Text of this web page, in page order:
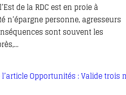
de la RDC est en proie à
n’épargne personne, agresseurs
sont souvent les